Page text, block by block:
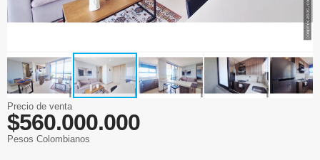
Precio de venta
$560.000.000
Pesos Colombianos